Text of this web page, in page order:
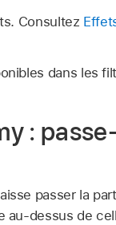
Consultez
dans les
:
passer la
au-dessus de